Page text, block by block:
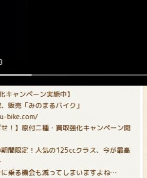
キャンペーン実施中】
販売「みのまるバイク」
bike.com/
せ！】原付二種・買取強化キャンペーン開
間限定！人気の125ccクラス、今が最高
乗る機会も減ってしまいますよね…